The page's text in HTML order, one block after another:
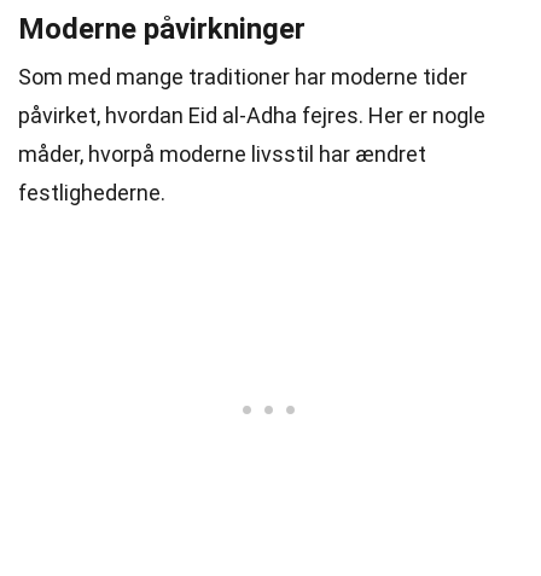
Moderne påvirkninger
Som med mange traditioner har moderne tider
påvirket, hvordan Eid al-Adha fejres. Her er nogle
måder, hvorpå moderne livsstil har ændret
festlighederne.